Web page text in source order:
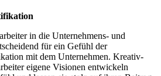
in die Unternehmens- und
für ein Gefühl der
mit dem Unternehmen. Kreativ-
eigene Visionen entwickeln